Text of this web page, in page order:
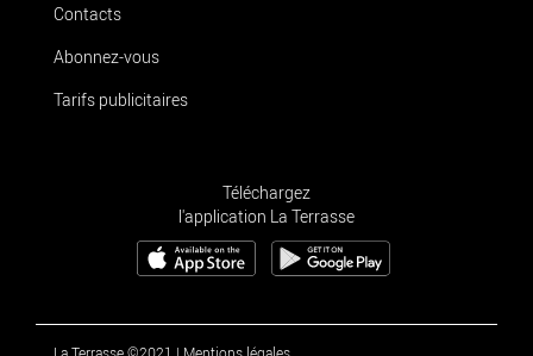
Contacts
Abonnez-vous
Tarifs publicitaires
Téléchargez
l'application La Terrasse
La Terrasse ©2021 | Mentions légales